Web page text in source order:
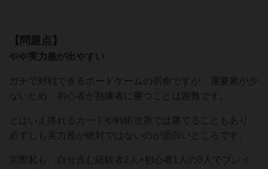
【問題点】
やや実力差が出やすい
ガチで対戦できるボードゲームの宿命ですが、運要素が少
ないため、初心者が熟練者に勝つことは困難です。
とはいえ捲れるカードや戦術次第では勝てることもあり、
必ずしも実力差が絶対ではないのが面白いところです。
実際私も、自分含む経験者2人+初心者1人の3人でプレイ